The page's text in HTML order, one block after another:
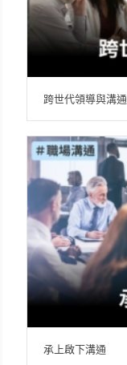
跨世代領導與溝通
承上啟下溝通